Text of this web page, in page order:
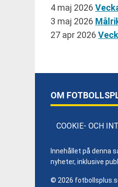
4 maj 2026
3 maj 2026
27 apr 2026
OM
COOKIE- OCH
Innehållet på denna
nyheter, inklusive
© 2026